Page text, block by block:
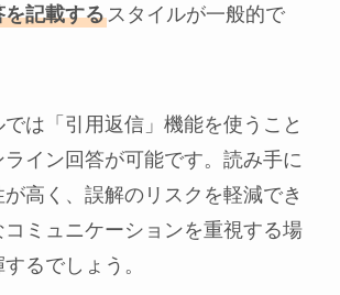
記載するスタイルが一般的で
は「引用返信」機能を使うこと
イン回答が可能です。読み手に
高く、誤解のリスクを軽減でき
コミュニケーションを重視する場
るでしょう。